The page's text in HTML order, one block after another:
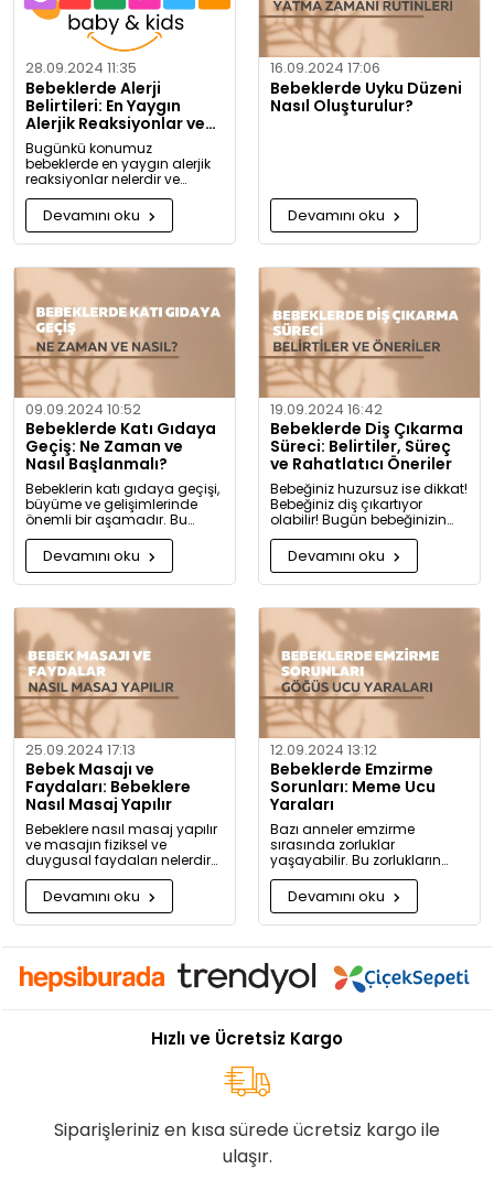
28.09.2024 11:35
Bebeklerde Alerji
Belirtileri: En Yaygın
Alerjik Reaksiyonlar ve
Önlemleri
Bugünkü konumuz
bebeklerde en yaygın alerjik
reaksiyonlar nelerdir ve
alerjiye karşı nasıl önlem
alınabilir? Artık alerjiye karşı
daha bilgili olacaksınız!
Devamını oku
16.09.2024 17:06
Bebeklerde Uyku Düzeni
Nasıl Oluşturulur?
Devamını oku
09.09.2024 10:52
Bebeklerde Katı Gıdaya
Geçiş: Ne Zaman ve
Nasıl Başlanmalı?
Bebeklerin katı gıdaya geçişi,
büyüme ve gelişimlerinde
önemli bir aşamadır. Bu
konuda bilmeniz gerekenleri
detaylıca anlattık!
Devamını oku
19.09.2024 16:42
Bebeklerde Diş Çıkarma
Süreci: Belirtiler, Süreç
ve Rahatlatıcı Öneriler
Bebeğiniz huzursuz ise dikkat!
Bebeğiniz diş çıkartıyor
olabilir! Bugün bebeğinizin
diş çıkarma belirtilerini ve sizi
rahatlatacak önerileri
paylaşıyoruz.
Devamını oku
25.09.2024 17:13
Bebek Masajı ve
Faydaları: Bebeklere
Nasıl Masaj Yapılır
Bebeklere nasıl masaj yapılır
ve masajın fiziksel ve
duygusal faydaları nelerdir?
Neden bugüne kadar masaj
yapmadığınıza pişman
olacaksınız!
Devamını oku
12.09.2024 13:12
Bebeklerde Emzirme
Sorunları: Meme Ucu
Yaraları
Bazı anneler emzirme
sırasında zorluklar
yaşayabilir. Bu zorlukların
başında meme ucu yaraları
ve emzirme sırasında
hissedilen acı gelir.
Devamını oku
Hızlı ve Ücretsiz Kargo
Siparişleriniz en kısa sürede ücretsiz kargo ile
ulaşır.